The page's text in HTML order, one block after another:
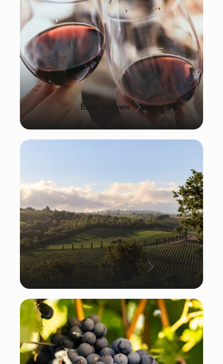
Edler Rotwein
La Dolce Vita: Italien